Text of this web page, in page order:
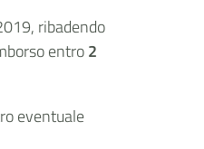
ribadendo
entro2
eventuale